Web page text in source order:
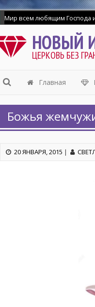
Мир всем любящим Господа и
НОВЫЙ
ЦЕРКОВЬ БЕЗ
Главная
Божья
20 ЯНВАРЯ, 2015 |